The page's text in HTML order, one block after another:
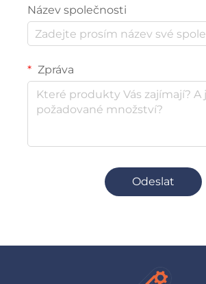
Název společnosti
Zpráva
Odeslat